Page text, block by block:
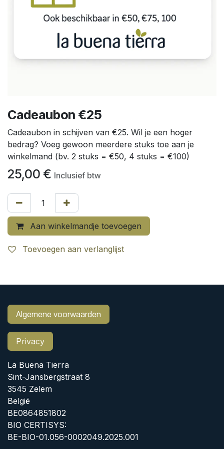
Cadeaubon €25
Cadeaubon in schijven van €25. Wil je een hoger
bedrag? Voeg gewoon meerdere stuks toe aan je
winkelmand (bv. 2 stuks = €50, 4 stuks = €100)
25,00 € Inclusief btw
Aan winkelmandje toevoegen
Toevoegen aan verlanglijst
Algemene voorwaarden
Privacy
La Buena Tierra
Sint-Jansbergstraat 8
3545 Zelem
België
BE0864851802
BIO CERTISYS:
BE-BIO-01.056-0002049.2025.001